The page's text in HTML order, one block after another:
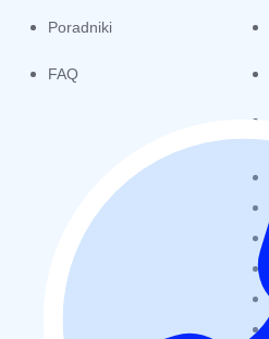
Poradniki
FAQ